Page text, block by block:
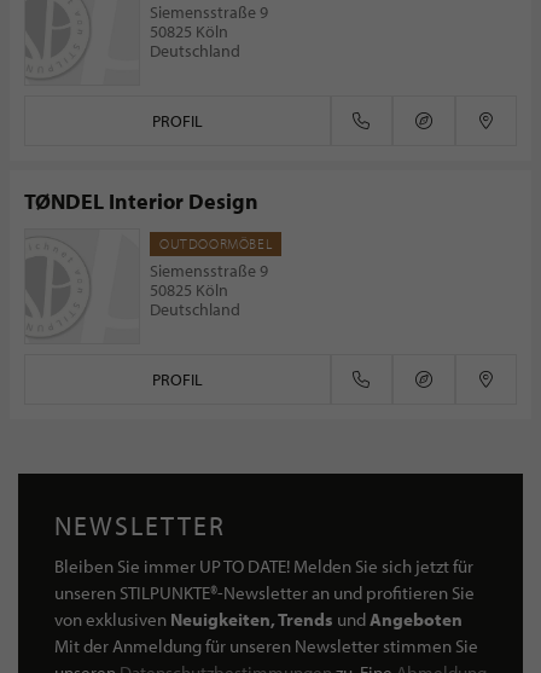
Siemensstraße 9
50825 Köln
Deutschland
PROFIL
TØNDEL Interior Design
OUTDOORMÖBEL
Siemensstraße 9
50825 Köln
Deutschland
PROFIL
NEWSLETTER
Bleiben Sie immer UP TO DATE! Melden Sie sich jetzt für
unseren STILPUNKTE®-Newsletter an und profitieren Sie
von exklusiven Neuigkeiten, Trends undAngeboten
Mit der Anmeldung für unseren Newsletter stimmen Sie